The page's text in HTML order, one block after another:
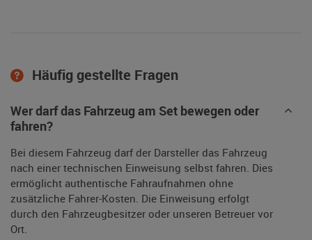
Häufig gestellte Fragen
Wer darf das Fahrzeug am Set bewegen oder
fahren?
Bei diesem Fahrzeug darf der Darsteller das Fahrzeug
nach einer technischen Einweisung selbst fahren. Dies
ermöglicht authentische Fahraufnahmen ohne
zusätzliche Fahrer-Kosten. Die Einweisung erfolgt
durch den Fahrzeugbesitzer oder unseren Betreuer vor
Ort.